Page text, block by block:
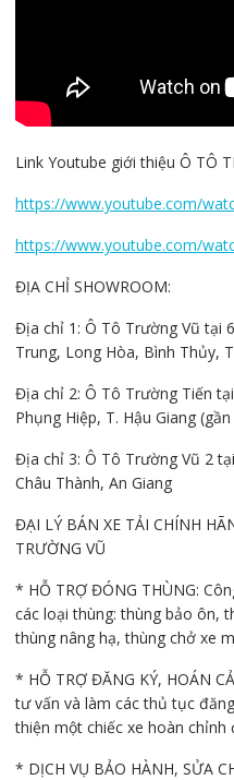
Link Youtube giới thiệu Ô TÔ
https://www.youtube.com/
https://www.youtube.com/
ĐỊA CHỈ SHOWROOM:
Địa chỉ 1: Ô Tô Trường Vũ tại
Trung, Long Hòa, Bình Thủy,
Địa chỉ 2: Ô Tô Trường Tiến
Phụng Hiệp, T. Hậu Giang
Địa chỉ 3: Ô Tô Trường Vũ 2
Châu Thành, An Giang
ĐẠI LÝ BÁN XE TẢI CHÍNH
TRƯỜNG VŨ
* HỖ TRỢ ĐÓNG THÙNG:
các loại thùng: thùng bảo ôn,
thùng nâng hạ, thùng chở xe
* HỖ TRỢ ĐĂNG KÝ, HOÁN
tư vấn và làm các thủ tục
thiện một chiếc xe hoàn chỉnh
* DỊCH VỤ BẢO HÀNH, SỬA